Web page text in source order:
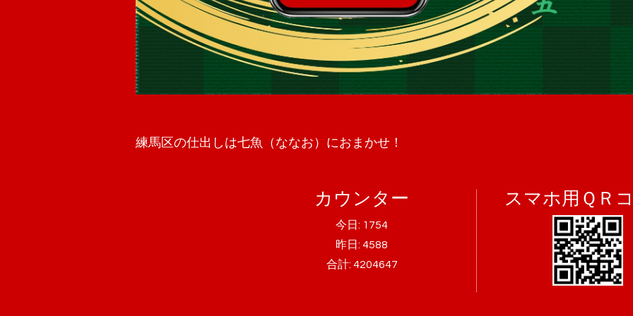
練馬区の仕出しは七魚（ななお）におまかせ！
カウンター
今日: 1754
昨日:4588
合計: 4204647
スマホ用ＱＲ